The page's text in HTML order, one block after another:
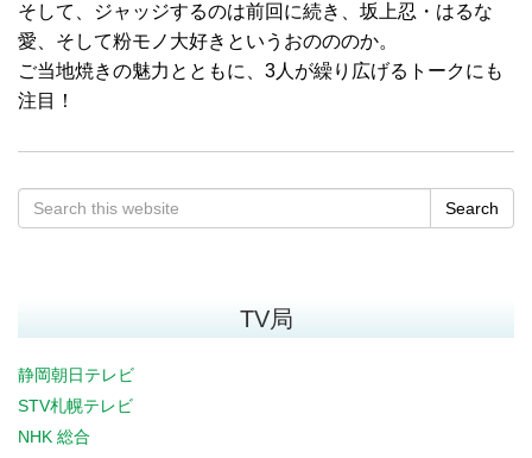
そして、ジャッジするのは前回に続き、坂上忍・はるな
愛、そして粉モノ大好きというおのののか。
ご当地焼きの魅力とともに、3人が繰り広げるトークにも
注目！
Search
TV局
静岡朝日テレビ
STV札幌テレビ
NHK 総合